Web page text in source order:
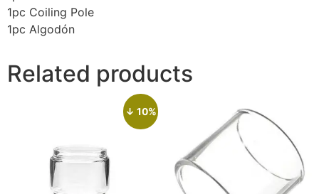
1pc Coiling Pole
1pc Algodón
Related products
↓ 10%